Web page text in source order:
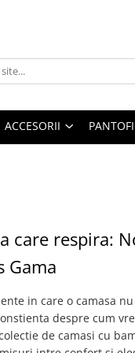
ACCESORII
care respira:
Gama
in care o camasa
despre cum
de camasi cu